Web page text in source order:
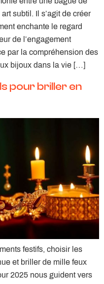
subtil. Il s’agit de créer
enchante le regard
de l’engagement
par la compréhension des
bijoux dans la vie […]
pour briller en
festifs, choisir les
et briller de mille feux
2025 nous guident vers